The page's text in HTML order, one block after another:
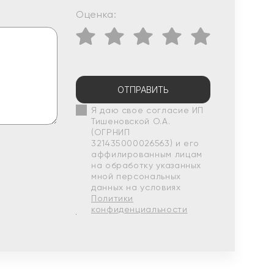
Оценка:
ОТПРАВИТЬ
Я даю свое согласие ИП
Тишеновской О.А.
(ОГРНИП
321435000026563) и его
аффилированным лицам
на обработку указанных
мной персональных
данных на условиях
Политики
конфиденциальности